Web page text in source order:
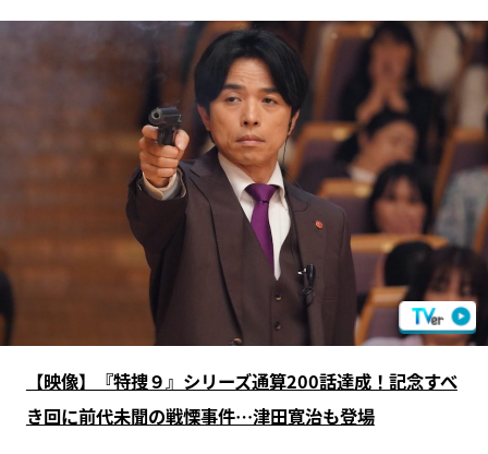
【映像】『特捜９』シリーズ通算200話達成！記念すべ
き回に前代未聞の戦慄事件…津田寛治も登場